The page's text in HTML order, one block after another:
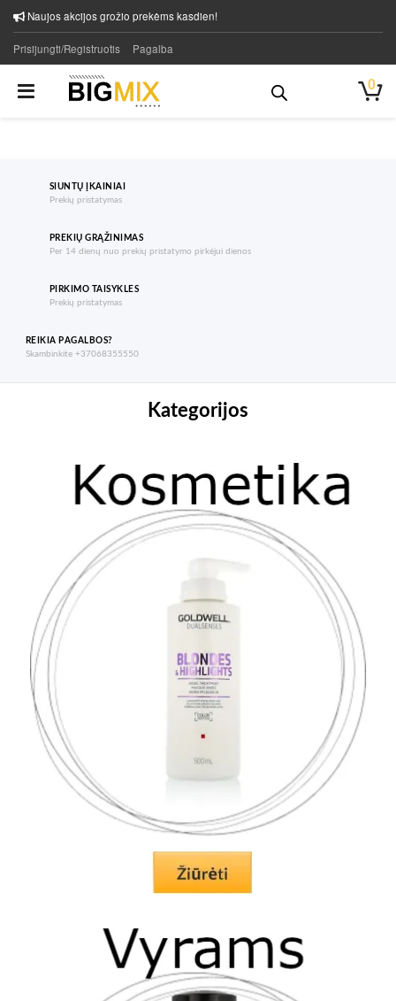
Naujos akcijos grožio prekėms kasdien!
Prisijungti/Registruotis Pagalba
0
SIUNTŲ ĮKAINIAI
Prekių pristatymas
PREKIŲ GRĄŽINIMAS
Per 14 dienų nuo prekių pristatymo pirkėjui dienos
PIRKIMO TAISYKLES
Prekių pristatymas
REIKIA PAGALBOS?
Skambinkite +37068355550
Kategorijos